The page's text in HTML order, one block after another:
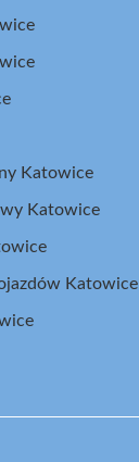
Katowice
Katowice
Katowice